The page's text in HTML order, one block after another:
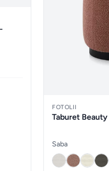
FOTOLII
Taburet
Saba